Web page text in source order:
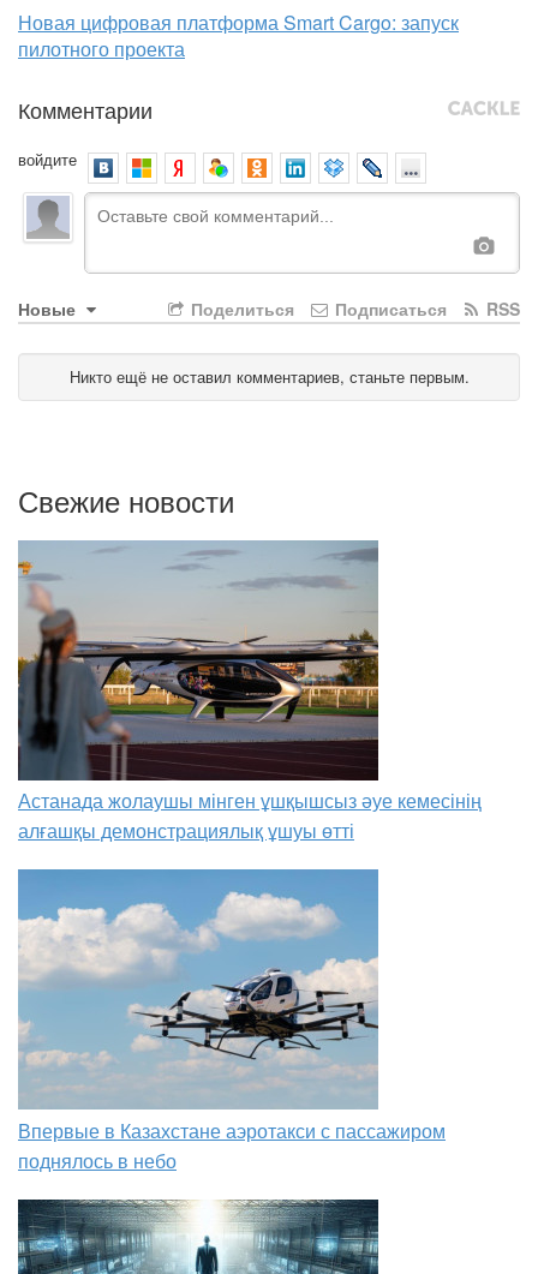
Новая цифровая платформа Smart Cargo: запуск
пилотного проекта
Комментарии
войдите
Новые RSS
Подписаться
Поделиться
Никто ещё не оставил комментариев, станьте первым.
Свежие новости
Астанада жолаушы мінген ұшқышсыз әуе кемесінің
алғашқы демонстрациялық ұшуы өтті
Впервые в Казахстане аэротакси с пассажиром
поднялось в небо